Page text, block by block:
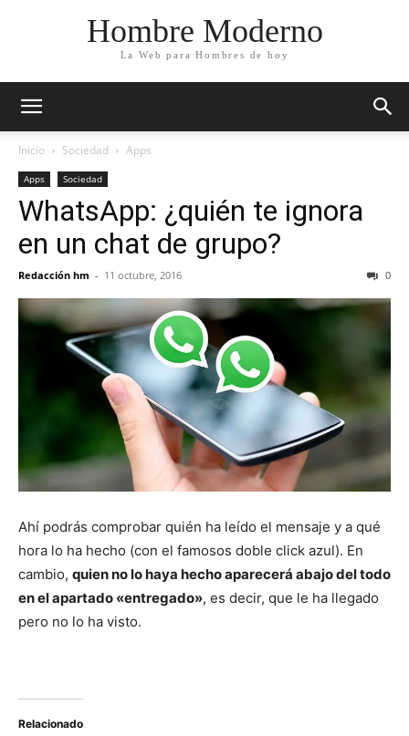
Hombre Moderno
La Web para Hombres de hoy
Inicio Sociedad Apps
Apps Sociedad
WhatsApp: ¿quién te ignora
en un chat de grupo?
Redacción hm - 11 octubre, 2016 0
Ahí podrás comprobar quién ha leído el mensaje y a qué
hora lo ha hecho (con el famosos doble click azul). En
cambio, quien no lo haya hecho aparecerá abajo del todo
en el apartado «entregado», es decir, que le ha llegado
pero no lo ha visto.
Relacionado